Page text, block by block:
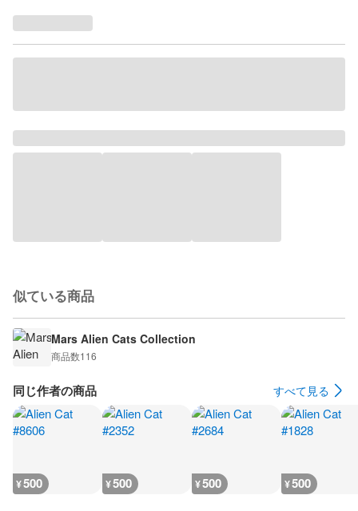
似ている商品
Mars Alien Cats Collection
商品数116
同じ作者の商品 すべて見る
¥500 ¥500 ¥500 ¥500